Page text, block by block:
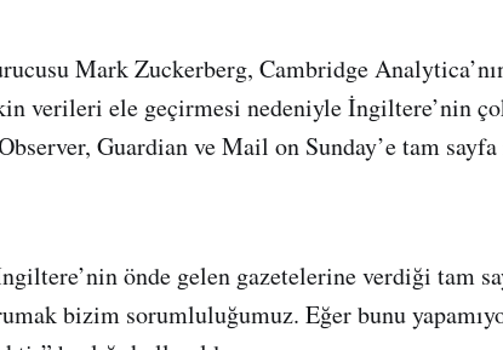
Mark Zuckerberg, Cambridge
verileri ele geçirmesi nedeniyle İngiltere’nin
Guardian ve Mail on Sunday’e tam
önde gelen gazetelerine verdiği tam
bizim sorumluluğumuz. Eğer bunu